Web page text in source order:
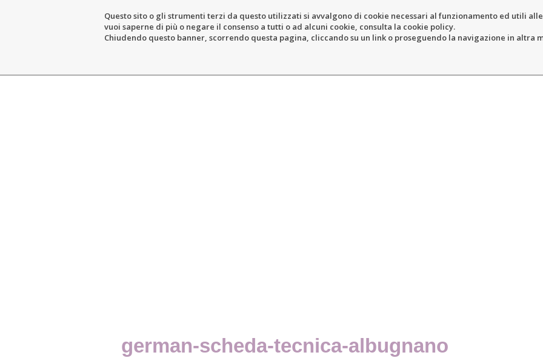
Questo sito o gli strumenti terzi da questo utilizzati si avvalgono di cookie necessari al funzionamento ed utili
vuoi saperne di più o negare il consenso a tutti o ad alcuni cookie, consulta la cookie policy.
Chiudendo questo banner, scorrendo questa pagina, cliccando su un link o proseguendo la navigazione in altra
THE ESTATE WINERY RESORT
german-scheda-tecnica-albugnano